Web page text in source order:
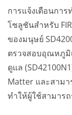
การแจ้งเตือนกา
โซลูชันสำหรับ
ของมนุษย์
ตรวจสอบอุณหภูมิ
ดูแล
Matter และสาม
ทำให้ผู้ใช้สามาร